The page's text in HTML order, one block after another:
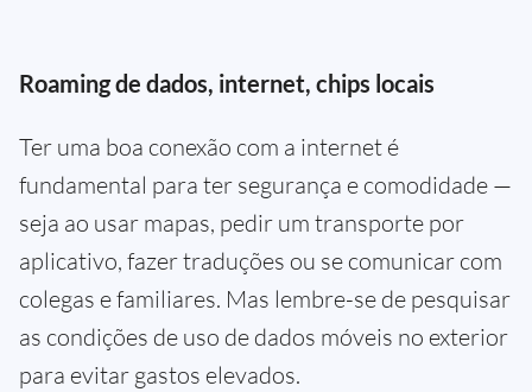
Roaming de dados, internet, chips locais
Ter uma boa conexão com a internet é
fundamental para ter segurança e comodidade —
seja ao usar mapas, pedir um transporte por
aplicativo, fazer traduções ou se comunicar com
colegas e familiares. Mas lembre-se de pesquisar
as condições de uso de dados móveis no exterior
para evitar gastos elevados.